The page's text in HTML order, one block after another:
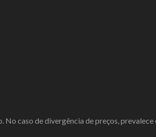
caso de divergência de preços, prevalece